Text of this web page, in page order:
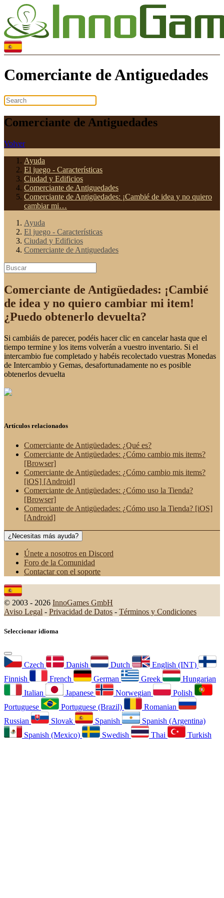
Comerciante de Antiguedades
Comerciante de Antiguedades
Volver
Ayuda
El juego - Características
Ciudad y Edificios
Comerciante de Antiguedades
Comerciante de Antigüedades: ¡Cambié de idea y no quiero
cambiar mi…
Ayuda
El juego - Características
Ciudad y Edificios
Comerciante de Antiguedades
Comerciante de Antigüedades: ¡Cambié
de idea y no quiero cambiar mi item!
¿Puedo obtenerlo devuelta?
Si cambiáis de parecer, podéis hacer clic en cancelar hasta que el
tiempo termine y los items volverán a vuestro inventario. Si el
intercambio fue completado y habéis recolectado vuestras Monedas
de Intercambio y Gemas, desafortunadamente no es posible
obtenerlos devuelta
Artículos relacionados
Comerciante de Antigüedades: ¿Qué es?
Comerciante de Antigüedades: ¿Cómo cambio mis items?
[Browser]
Comerciante de Antigüedades: ¿Cómo cambio mis items?
[iOS] [Android]
Comerciante de Antigüedades: ¿Cómo uso la Tienda?
[Browser]
Comerciante de Antigüedades: ¿Cómo uso la Tienda? [iOS]
[Android]
¿Necesitas más ayuda?
Únete a nosotros en Discord
Foro de la Comunidad
Contactar con el soporte
© 2003 - 2026 InnoGames GmbH
Aviso Legal - Privacidad de Datos - Términos y Condiciones
Seleccionar idioma
Czech Danish Dutch
English (INT)
Finnish
French German Greek
Hungarian
Italian
Japanese Norwegian
Polish
Portuguese
Portuguese (Brazil)
Romanian
Russian
Slovak Spanish
Spanish (Argentina)
Spanish (Mexico)
Swedish Thai Turkish